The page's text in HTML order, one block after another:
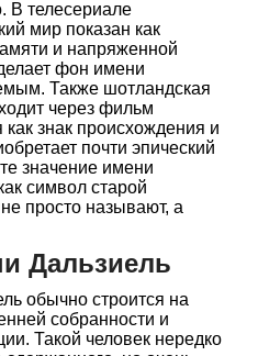
В телесериале
мир показан как
и напряженной
фон имени
Также шотландская
через фильм
как знак происхождения и
почти эпический
значение имени
символ старой
просто называют, а
Дальзиель
обычно строится на
собранности и
Такой человек нередко